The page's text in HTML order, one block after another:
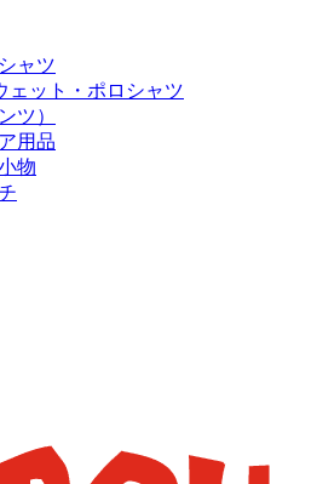
ャツ
ェット・ポロシャツ
ツ）
用品
物